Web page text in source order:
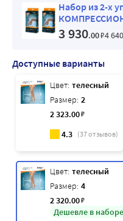
Набор из 2-х
22-32 ММ РТ
3 930.00₽4 640
Доступные варианты
Цвет: телесный
Размер: 2
2 323.00₽
4.3 (37отзывов)
Цвет: телесный
Размер: 4
2 320.00₽
Дешевле в